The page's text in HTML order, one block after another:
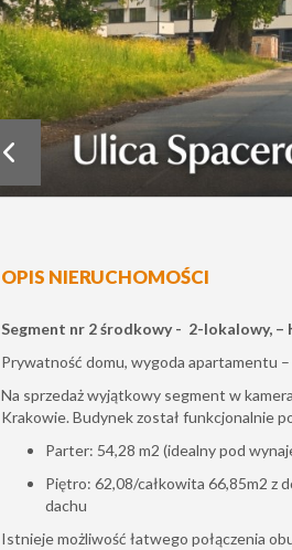
OPIS NIERUCHOMOŚCI
Segment nr 2 środkowy - 2-lokalowy, –
Prywatność domu, wygoda apartamentu
Na sprzedaż wyjątkowy segment w
Krakowie. Budynek został funkcjonalnie
Parter: 54,28 m2 (idealny pod
Piętro: 62,08/całkowita 66,85m2 z
dachu
Istnieje możliwość łatwego połączenia